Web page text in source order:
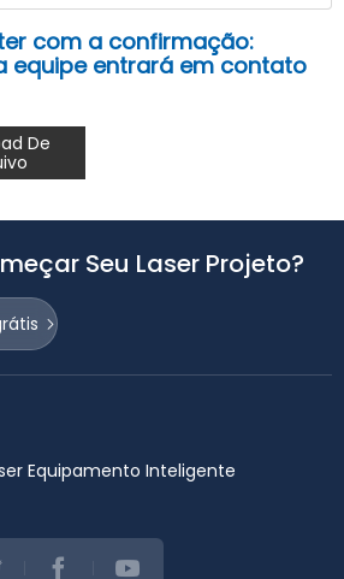
com a confirmação:
equipe entrará em contato
De
Seu Laser Projeto?
Equipamento Inteligente